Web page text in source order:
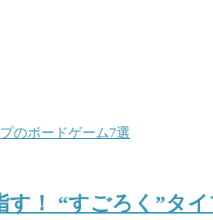
！ “すごろく”タ